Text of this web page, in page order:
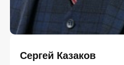
Сергей Казаков